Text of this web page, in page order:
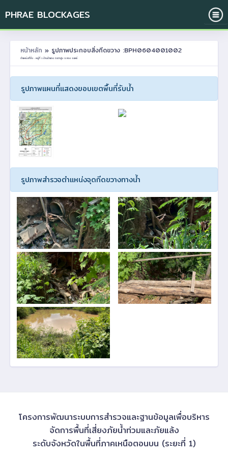
PHRAE BLOCKAGES
หน้าหลัก » รูปภาพประกอบสิ่งกีดขวาง :BPH0604001002
ตำแหน่งที่ตั้ง : หมู่ที่ 1 บ้านป่าแดง ต.เตาปูน อ.สอง จ.แพร่
รูปภาพแผนที่แสดงขอบเขตพื้นที่รับน้ำ
รูปภาพสำรวจตำแหน่งจุดกีดขวางทางน้ำ
โครงการพัฒนาระบบการสำรวจและฐานข้อมูลเพื่อบริหาร
จัดการพื้นที่เสี่ยงภัยน้ำท่วมและภัยแล้ง
ระดับจังหวัดในพื้นที่ภาคเหนือตอนบน (ระยะที่ 1)